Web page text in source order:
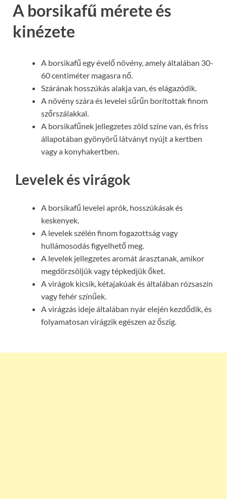
A borsikafű mérete és
kinézete
A borsikafű egy évelő növény, amely általában 30-
60 centiméter magasra nő.
Szárának hosszúkás alakja van, és elágazódik.
A növény szára és levelei sűrűn borítottak finom
szőrszálakkal.
A borsikafűnek jellegzetes zöld színe van, és friss
állapotában gyönyörű látványt nyújt a kertben
vagy a konyhakertben.
Levelek és virágok
A borsikafű levelei aprók, hosszúkásak és
keskenyek.
A levelek szélén finom fogazottság vagy
hullámosodás figyelhető meg.
A levelek jellegzetes aromát árasztanak, amikor
megdörzsöljük vagy tépkedjük őket.
A virágok kicsik, kétajakúak és általában rózsaszín
vagy fehér színűek.
A virágzás ideje általában nyár elején kezdődik, és
folyamatosan virágzik egészen az őszig.